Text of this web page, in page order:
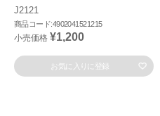
J2121
商品コード:4902041521215
小売価格 ¥1,200
お気に入りに登録